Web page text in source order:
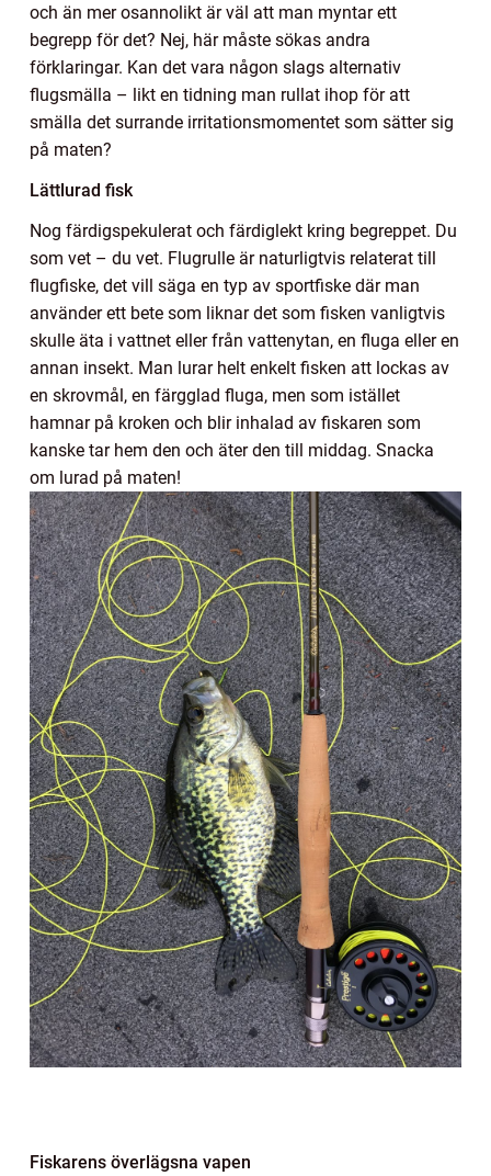
och än mer osannolikt är väl att man myntar ett
begrepp för det? Nej, här måste sökas andra
förklaringar. Kan det vara någon slags alternativ
flugsmälla – likt en tidning man rullat ihop för att
smälla det surrande irritationsmomentet som sätter sig
på maten?
Lättlurad fisk
Nog färdigspekulerat och färdiglekt kring begreppet. Du
som vet – du vet. Flugrulle är naturligtvis relaterat till
flugfiske, det vill säga en typ av sportfiske där man
använder ett bete som liknar det som fisken vanligtvis
skulle äta i vattnet eller från vattenytan, en fluga eller en
annan insekt. Man lurar helt enkelt fisken att lockas av
en skrovmål, en färgglad fluga, men som istället
hamnar på kroken och blir inhalad av fiskaren som
kanske tar hem den och äter den till middag. Snacka
om lurad på maten!
Fiskarens överlägsna vapen